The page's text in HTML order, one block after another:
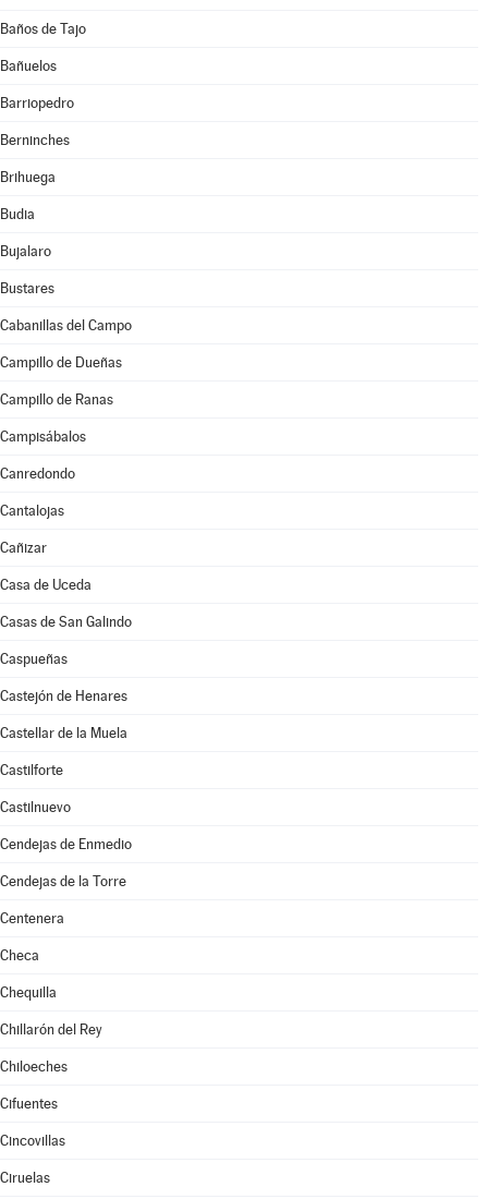
Baños de Tajo
Bañuelos
Barriopedro
Berninches
Brihuega
Budia
Bujalaro
Bustares
Cabanillas del Campo
Campillo de Dueñas
Campillo de Ranas
Campisábalos
Canredondo
Cantalojas
Cañizar
Casa de Uceda
Casas de San Galindo
Caspueñas
Castejón de Henares
Castellar de la Muela
Castilforte
Castilnuevo
Cendejas de Enmedio
Cendejas de la Torre
Centenera
Checa
Chequilla
Chillarón del Rey
Chiloeches
Cifuentes
Cincovillas
Ciruelas